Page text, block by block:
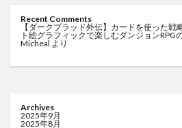
Recent Comments
【ダークブラッド外伝】カードを使った戦
ト絵グラフィックで楽しむダンジョンRPG
Micheal より
Archives
2025年9月
2025年8月